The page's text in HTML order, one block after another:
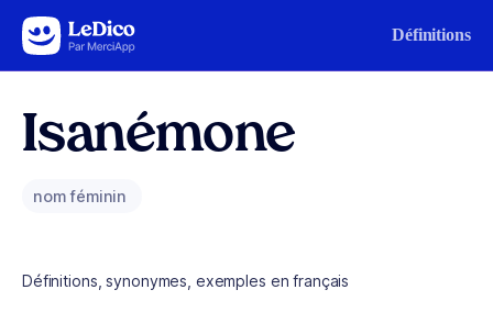
Aller au contenu Définitions
Isanémone
nom féminin
Définitions, synonymes, exemples en français